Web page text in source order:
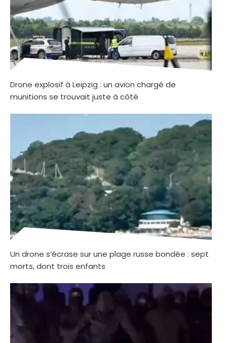
Drone explosif à Leipzig : un avion chargé de
munitions se trouvait juste à côté
Un drone s’écrase sur une plage russe bondée : sept
morts, dont trois enfants